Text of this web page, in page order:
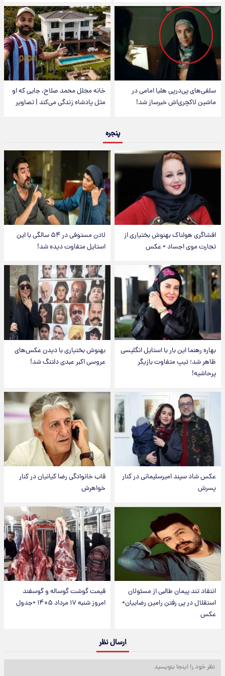
سلفی‌های پی‌درپی هلیا امامی در
ماشین لاکچری‌اش خبرساز شد!
خانه مجلل محمد صلاح، جایی که او
مثل پادشاه زندگی می‌کند | تصاویر
پنجره
افشاگری هولناک بهنوش بختیاری از
تجارت موی اجساد + عکس
لادن مستوفی در ۵۴ سالگی با این
استایل متفاوت دیده شد!
بهاره رهنما این بار با استایل انگلیسی
ظاهر شد؛ تیپ متفاوت بازیگر
پرحاشیه!
بهنوش بختیاری با دیدن عکس‌های
عروسی اکبر عبدی دلتنگ شد!
عکس شاد سپند امیرسلیمانی در کنار
پسرش
قاب خانوادگی رضا کیانیان در کنار
خواهرش
انتقاد تند پیمان طالبی از مسئولان
استقلال در پی رفتن رامین رضاییان+
عکس
قیمت گوشت گوساله و گوسفند
امروز شنبه ۱۷ مرداد ۱۴۰۵ +جدول
ارسال نظر